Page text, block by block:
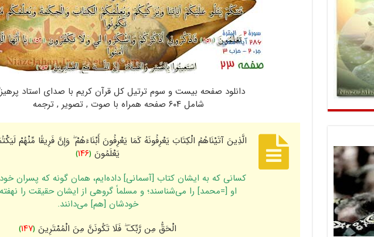
دانلود صفحه بیست و سوم ترتیل کل قرآن کریم با صدای استاد
شامل ۶۰۴ صفحه همراه با صوت , تصویر , ترجمه
الَّذِینَ آتَیْنَاهُمُ الْکِتَابَ یَعْرِ‌فُونَهُ کَمَا یَعْرِ‌فُونَ أَبْنَاءَهُمْ ۖ وَإِنَّ فَرِ‌یقًا مِّنْهُمْ
یَعْلَمُونَ ﴿١۴۶﴾
کسانى که به ایشان کتاب [آسمانى‌] داده‌ایم، همان گونه که پسران
او [=محمد] را مى‌شناسند؛ و مسلماً گروهى از ایشان حقیقت را
خودشان [هم‌] مى‌دانند.
الْحَقُّ مِن رَّ‌بِّکَ ۖ فَلَا تَکُونَنَّ مِنَ الْمُمْتَرِ‌ینَ ﴿١۴٧﴾